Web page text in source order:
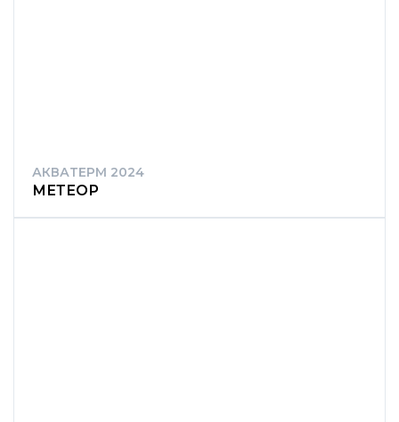
АКВАТЕРМ 2024
МЕТЕОР